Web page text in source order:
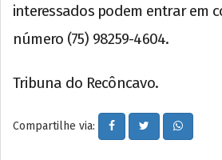
interessados podem entrar em
número (75) 98259-4604.
Tribuna do Recôncavo.
Compartilhe via: